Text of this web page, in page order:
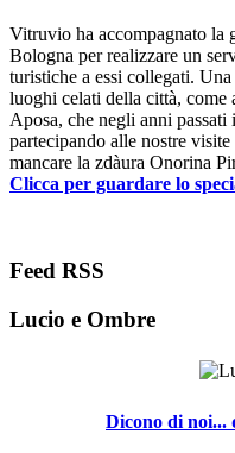
Vitruvio ha accompagnato la
Bologna per realizzare un
turistiche a essi collegati.
luoghi celati della città, come
Aposa, che negli anni
partecipando alle nostre
mancare la zdàura Onorina
Clicca per guardare lo
Feed RSS
Lucio e Ombre
Dicono di noi...